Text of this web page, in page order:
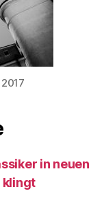
in neuen
klingt